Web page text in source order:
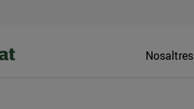
Nosaltres